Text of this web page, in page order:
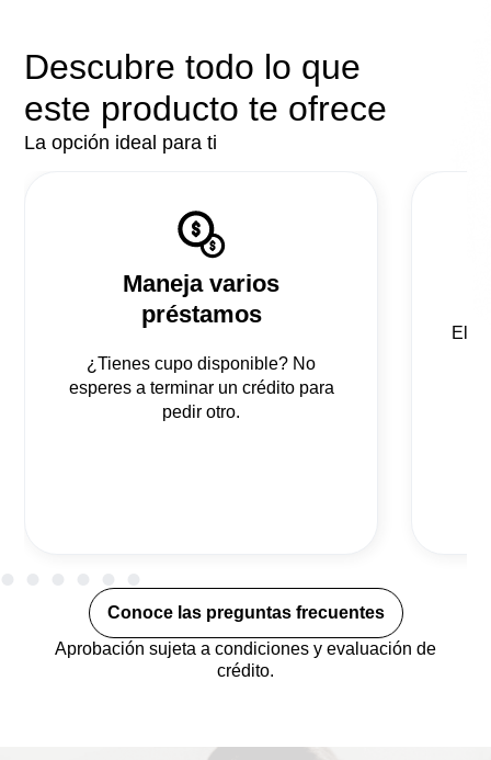
Descubre todo lo que
este producto te ofrece
La opción ideal para ti
Maneja varios
préstamos
¿Tienes cupo disponible? No
esperes a terminar un crédito para
pedir otro.
Conoce las preguntas frecuentes
Aprobación sujeta a condiciones y evaluación de
crédito.